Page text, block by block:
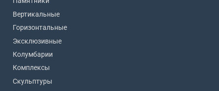
Вертикальные
Горизонтальные
Эксклюзивные
Колумбарии
Комплексы
Скульптуры